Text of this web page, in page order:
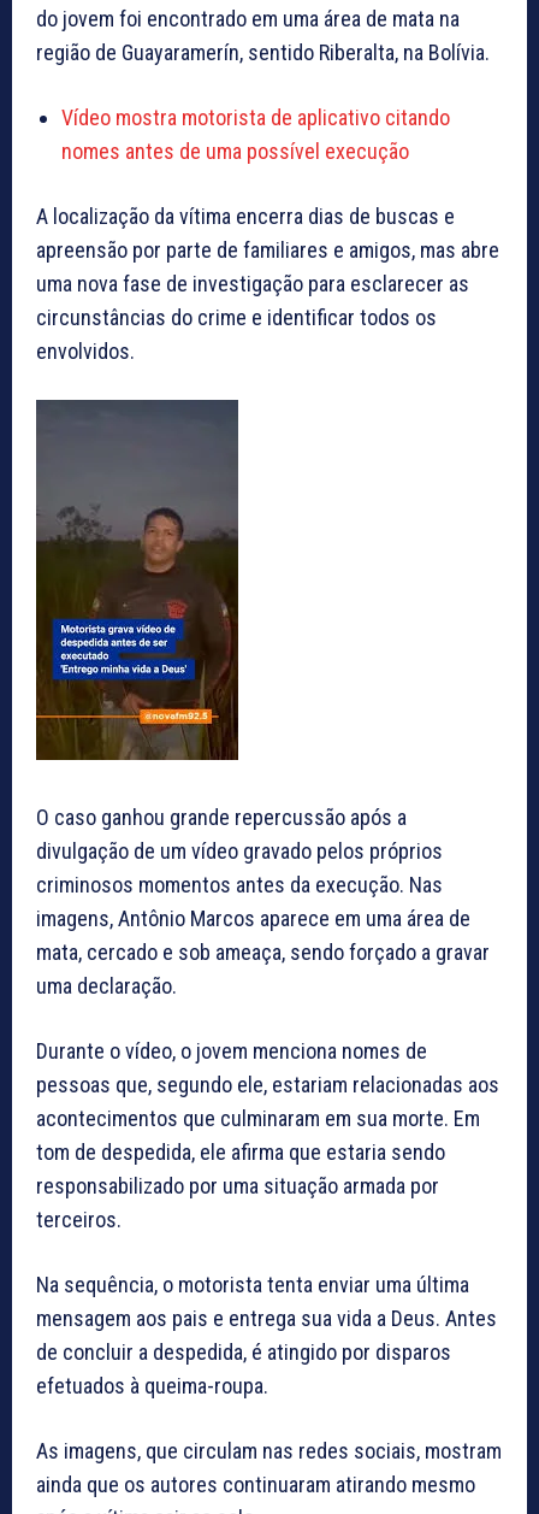
do jovem foi encontrado em uma área de mata na
região de Guayaramerín, sentido Riberalta, na Bolívia.
Vídeo mostra motorista de aplicativo citando
nomes antes de uma possível execução
A localização da vítima encerra dias de buscas e
apreensão por parte de familiares e amigos, mas abre
uma nova fase de investigação para esclarecer as
circunstâncias do crime e identificar todos os
envolvidos.
O caso ganhou grande repercussão após a
divulgação de um vídeo gravado pelos próprios
criminosos momentos antes da execução. Nas
imagens, Antônio Marcos aparece em uma área de
mata, cercado e sob ameaça, sendo forçado a gravar
uma declaração.
Durante o vídeo, o jovem menciona nomes de
pessoas que, segundo ele, estariam relacionadas aos
acontecimentos que culminaram em sua morte. Em
tom de despedida, ele afirma que estaria sendo
responsabilizado por uma situação armada por
terceiros.
Na sequência, o motorista tenta enviar uma última
mensagem aos pais e entrega sua vida a Deus. Antes
de concluir a despedida, é atingido por disparos
efetuados à queima-roupa.
As imagens, que circulam nas redes sociais, mostram
ainda que os autores continuaram atirando mesmo